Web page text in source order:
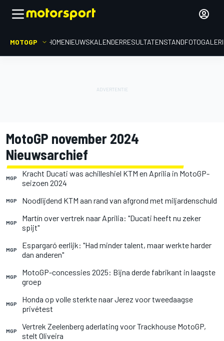
MOTOGP HOMENIEUWSKALENDERRESULTATENSTAND
MotoGP november 2024
Nieuwsarchief
MGP
Kracht Ducati was achilleshiel KTM en Aprilia in MotoGP-
seizoen 2024
MGP Noodlijdend KTM aan rand van afgrond met miljardenschuld
MGP
Martín over vertrek naar Aprilia: "Ducati heeft nu zeker
spijt"
MGP
Espargaró eerlijk: "Had minder talent, maar werkte harder
dan anderen"
MGP
MotoGP-concessies 2025: Bijna derde fabrikant in laagste
groep
MGP
Honda op volle sterkte naar Jerez voor tweedaagse
privétest
MGP
Vertrek Zeelenberg aderlating voor Trackhouse MotoGP,
stelt Oliveira